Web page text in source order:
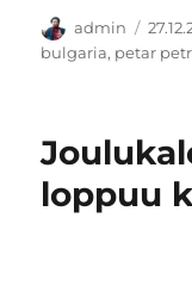
Kirjoittaja
admin
bulgaria, petar
loppuu